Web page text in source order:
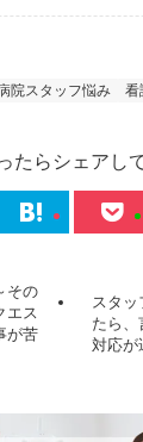
院スタッフ悩み 看
たらシェアし
その
エス
が苦
スタッ
たら、
対応が